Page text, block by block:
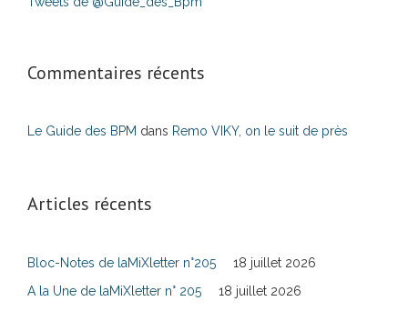
Commentaires récents
Le Guide des BPM dans Remo VIKY, on le suit de près
Articles récents
Bloc-Notes de laMiXletter n°205
18 juillet 2026
A la Une de laMiXletter n° 205
18 juillet 2026